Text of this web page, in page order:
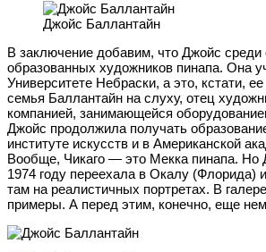
Джойс Баллантайн
В заключение добавим, что Джойс
образованных художников пинапа. Она
Университете Небраски, а это, кстати,
семья Баллантайн на слуху, отец
компанией, занимающейся
Джойс продолжила получать
институте искусств и в Американской
Вообще, Чикаго — это Мекка пинапа. Но
1974 году переехала в Окалу (Флорида)
там на реалистичных портретах. В
примеры. А перед этим, конечно, еще